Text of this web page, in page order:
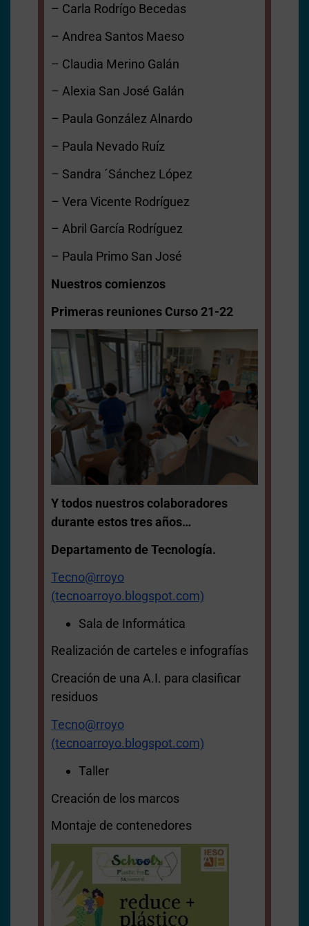
– Carla Rodrígo Becedas
– Andrea Santos Maeso
– Claudia Merino Galán
– Alexia San José Galán
– Paula González Alnardo
– Paula Nevado Ruíz
– Sandra ´Sánchez López
– Vera Vicente Rodríguez
– Abril García Rodríguez
– Paula Primo San José
Nuestros comienzos
Primeras reuniones Curso 21-22
Y todos nuestros colaboradores
durante estos tres años…
Departamento de Tecnología.
Tecno@rroyo
(tecnoarroyo.blogspot.com)
Sala de Informática
Realización de carteles e infografías
Creación de una A.I. para clasificar
residuos
Tecno@rroyo
(tecnoarroyo.blogspot.com)
Taller
Creación de los marcos
Montaje de contenedores